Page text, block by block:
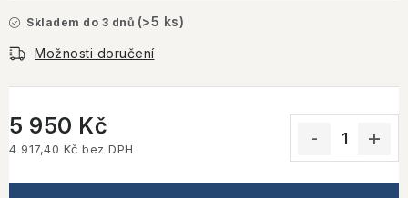
Skladem do 3 dnů (>5 ks)
Možnosti doručení
5 950 Kč
4 917,40 Kč bez DPH